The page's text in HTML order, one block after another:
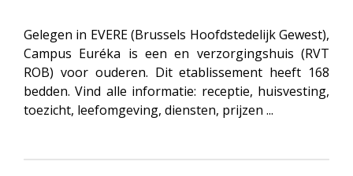
Gelegen in EVERE (Brussels Hoofdstedelijk Gewest),
Campus Euréka is een en verzorgingshuis (RVT
ROB) voor ouderen. Dit etablissement heeft 168
bedden. Vind alle informatie: receptie, huisvesting,
toezicht, leefomgeving, diensten, prijzen ...